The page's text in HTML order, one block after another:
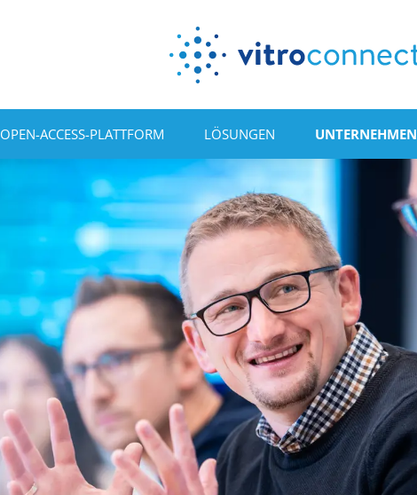
OPEN-ACCESS-PLATTFORM LÖSUNGEN UNTERNEHMEN